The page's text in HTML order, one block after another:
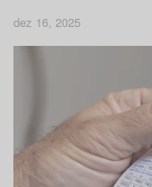
dez 16, 2025